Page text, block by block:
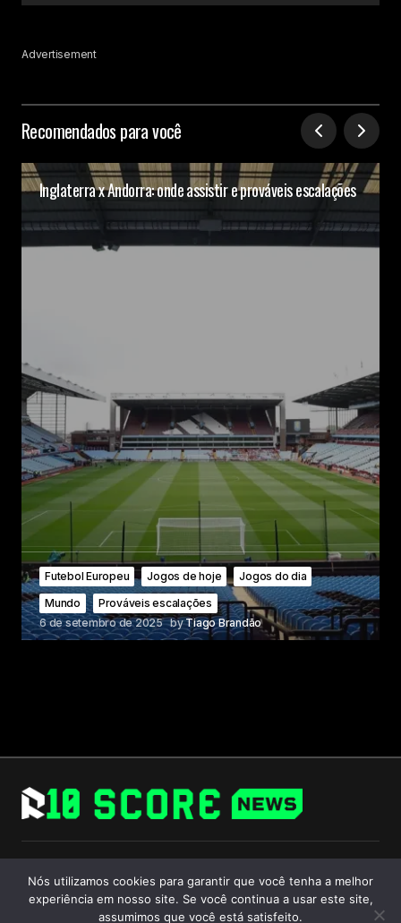
Advertisement
Recomendados para você
Inglaterra x Andorra: onde assistir e prováveis escalações
Futebol Europeu Jogos de hoje
Jogos do dia
Mundo
Prováveis escalações
6 de setembro de 2025 byTiago Brandão
Follow Us
Nós utilizamos cookies para garantir que você tenha a melhor
experiência em nosso site. Se você continua a usar este site,
assumimos que você está satisfeito.